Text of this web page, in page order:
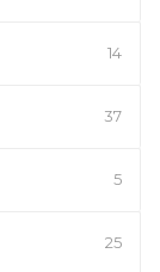
14
37
5
25